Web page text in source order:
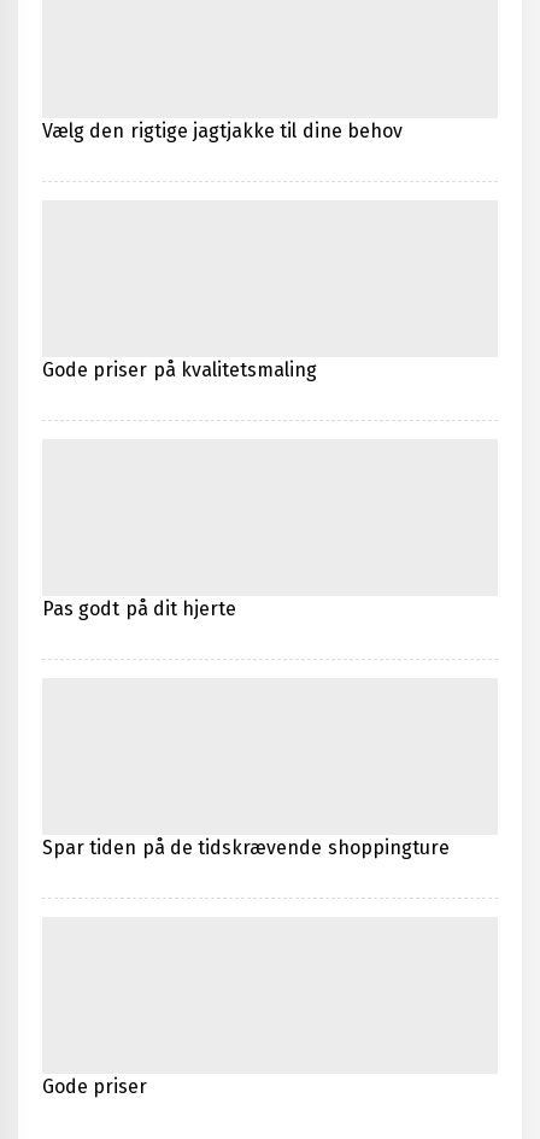
Vælg den rigtige jagtjakke til dine behov
Gode priser på kvalitetsmaling
Pas godt på dit hjerte
Spar tiden på de tidskrævende shoppingture
Gode priser